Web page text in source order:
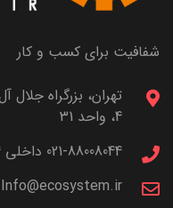
شفافیت برای کسب و کار
4، واحد 31
021-88008044 داخلی 4
Info@ecosystem.ir